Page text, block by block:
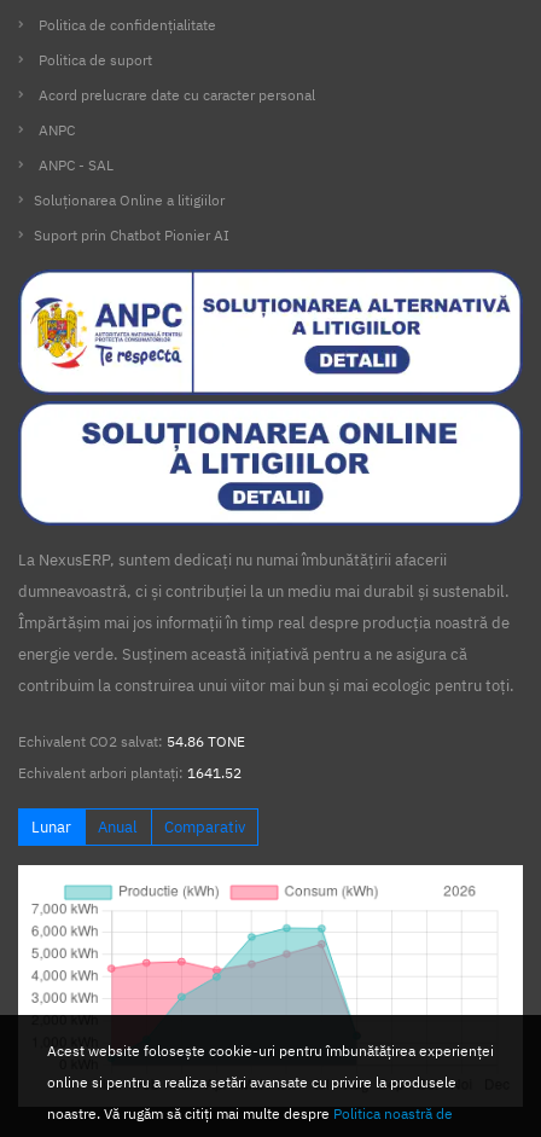
Acest website folosește cookie-uri pentru îmbunătățirea experienței
online si pentru a realiza setări avansate cu privire la produsele
noastre. Vă rugăm să citiți mai multe despre Politica noastră de
Politica de confidențialitate
Politica de suport
Acord prelucrare date cu caracter personal
ANPC
ANPC - SAL
Soluționarea Online a litigiilor
Suport prin Chatbot Pionier AI
La NexusERP, suntem dedicați nu numai îmbunătățirii afacerii
dumneavoastră, ci și contribuției la un mediu mai durabil și sustenabil.
Împărtășim mai jos informații în timp real despre producția noastră de
energie verde. Susținem această inițiativă pentru a ne asigura că
contribuim la construirea unui viitor mai bun și mai ecologic pentru toți.
Echivalent CO2 salvat: 54.86 TONE
Echivalent arbori plantați: 1641.52
Lunar Anual Comparativ